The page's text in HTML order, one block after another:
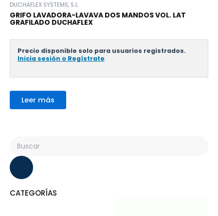
DUCHAFLEX SYSTEMS, S.L.
GRIFO LAVADORA-LAVAVA DOS MANDOS VOL. LAT
GRAFILADO DUCHAFLEX
Precio disponible solo para usuarios registrados.
Inicia sesión o Regístrate
Leer más
CATEGORÍAS